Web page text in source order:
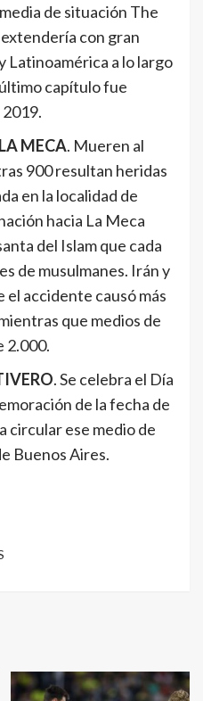
de situación The
con gran
Latinoamérica a lo largo
capítulo fue
MECA. Mueren al
900 resultan heridas
en la localidad de
hacia La Meca
del Islam que cada
de musulmanes. Irán y
accidente causó más
que medios de
2.000.
. Se celebra el Día
de la fecha de
circular ese medio de
Buenos Aires.